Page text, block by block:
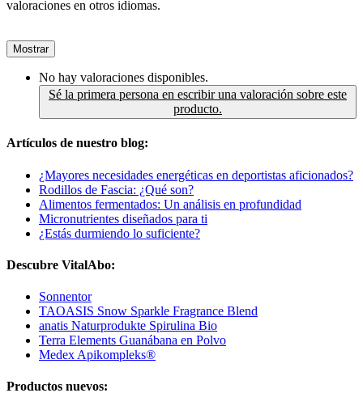
valoraciones en otros idiomas.
Mostrar
No hay valoraciones disponibles.
Sé la primera persona en escribir una valoración sobre este
producto.
Artículos de nuestro blog:
¿Mayores necesidades energéticas en deportistas aficionados?
Rodillos de Fascia: ¿Qué son?
Alimentos fermentados: Un análisis en profundidad
Micronutrientes diseñados para ti
¿Estás durmiendo lo suficiente?
Descubre VitalAbo:
Sonnentor
TAOASIS Snow Sparkle Fragrance Blend
anatis Naturprodukte Spirulina Bio
Terra Elements Guanábana en Polvo
Medex Apikompleks®
Productos nuevos: